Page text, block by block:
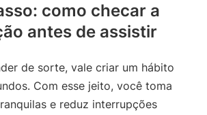
como checar a
antes de assistir
de sorte, vale criar um hábito
Com esse jeito, você toma
e reduz interrupções